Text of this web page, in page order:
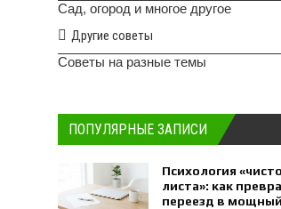
Сад, огород и многое другое
Другие советы
Советы на разные темы
ПОПУЛЯРНЫЕ ЗАПИСИ
Психология
листа»: как
переезд в